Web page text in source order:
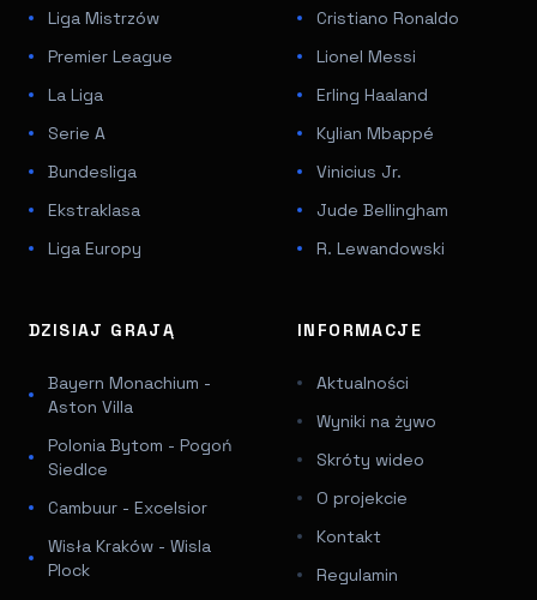
Liga Mistrzów
Premier League
La Liga
Serie A
Bundesliga
Ekstraklasa
Liga Europy
Cristiano Ronaldo
Lionel Messi
Erling Haaland
Kylian Mbappé
Vinicius Jr.
Jude Bellingham
R. Lewandowski
DZISIAJ GRAJĄ
Bayern Monachium -
Aston Villa
Polonia Bytom - Pogoń
Siedlce
Cambuur - Excelsior
Wisła Kraków - Wisla
Plock
INFORMACJE
Aktualności
Wyniki na żywo
Skróty wideo
O projekcie
Kontakt
Regulamin